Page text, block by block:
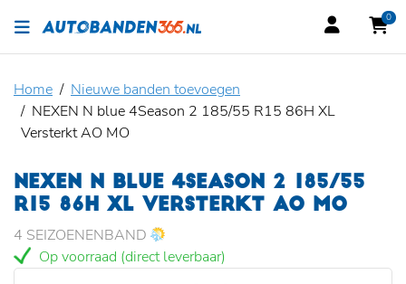
0
Home
Nieuwe banden toevoegen
NEXEN N blue 4Season 2 185/55 R15 86H XL
Versterkt AO MO
NEXEN N BLUE 4SEASON 2 185/55
R15 86H XL VERSTERKT AO MO
4 SEIZOENENBAND
Op voorraad (direct leverbaar)